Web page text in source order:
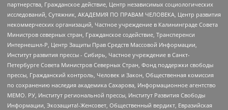
партнерства, Гражданское действие, Центр независимых социологических
исследований, Сутяжник, АКАДЕМИЯ ПО ПРАВАМ ЧЕЛОВЕКА, Центр развития
некоммерческих организаций, Частное учреждение в Калининграде Совета
Министров северных стран, Гражданское содействие, Трансперенси
Интернешнл-Р, Центр Защиты Прав Средств Массовой Информации,
Институт развития прессы - Сибирь, Частное учреждение в Санкт-
Петербурге Совета Министров Северных Стран, Фонд поддержки свободы
прессы, Гражданский контроль, Человек и Закон, Общественная комиссия
по сохранению наследия академика Сахарова, Информационное агентство
МЕМО. РУ, Институт региональной прессы, Институт Развития Свободы
Информации, Экозащита!-Женсовет, Общественный вердикт, Евразийская